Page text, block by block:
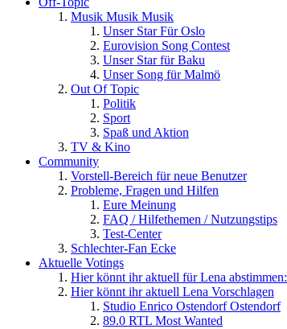
Musik Musik Musik
Unser Star Für Oslo
Eurovision Song Contest
Unser Star für Baku
Unser Song für Malmö
Out Of Topic
Politik
Sport
Spaß und Aktion
TV & Kino
Community
Vorstell-Bereich für neue Benutzer
Probleme, Fragen und Hilfen
Eure Meinung
FAQ / Hilfethemen / Nutzungstips
Test-Center
Schlechter-Fan Ecke
Aktuelle Votings
Hier könnt ihr aktuell für Lena abstimmen:
Hier könnt ihr aktuell Lena Vorschlagen
Studio Enrico Ostendorf Ostendorf
89.0 RTL Most Wanted